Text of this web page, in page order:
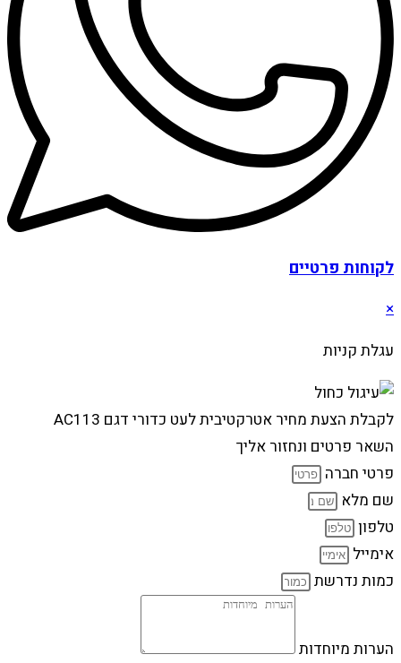
לקוחות פרטיים
×
עגלת קניות
לקבלת הצעת מחיר אטרקטיבית לעט כדורי דגם AC113
השאר פרטים ונחזור אליך
פרטי חברה
שם מלא
טלפון
אימייל
כמות נדרשת
הערות מיוחדות